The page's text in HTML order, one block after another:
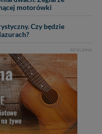
motorówki
Czy będzie
REKLAMA
Mazur na